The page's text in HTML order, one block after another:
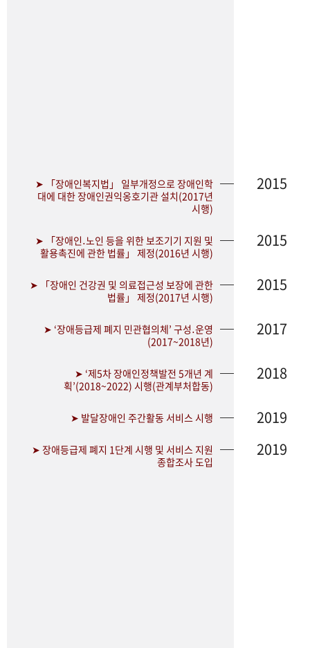
➤ 「장애인복지법」 일부개정으로 장애인학
대에 대한 장애인권익옹호기관 설치(2017년
시행)
2015
➤ 「장애인․노인 등을 위한 보조기기 지원 및
활용촉진에 관한 법률」 제정(2016년 시행)
2015
➤ 「장애인 건강권 및 의료접근성 보장에 관한
법률」 제정(2017년 시행)
2015
➤ ‘장애등급제 폐지 민관협의체’ 구성․운영
(2017~2018년)
2017
➤ ‘제5차 장애인정책발전 5개년 계
획’(2018~2022) 시행(관계부처합동)
2018
➤ 발달장애인 주간활동 서비스 시행 2019
➤ 장애등급제 폐지 1단계 시행 및 서비스 지원
종합조사 도입
2019